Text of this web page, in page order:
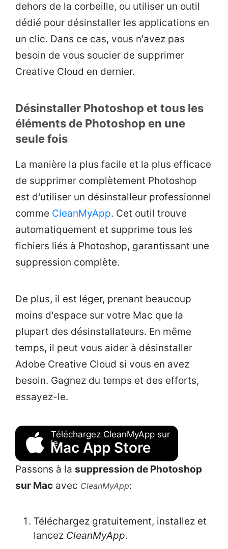
dehors de la corbeille, ou utiliser un outil
dédié pour désinstaller les applications en
un clic. Dans ce cas, vous n'avez pas
besoin de vous soucier de supprimer
Creative Cloud en dernier.
Désinstaller Photoshop et tous les
éléments de Photoshop en une
seule fois
La manière la plus facile et la plus efficace
de supprimer complètement Photoshop
est d'utiliser un désinstalleur professionnel
comme CleanMyApp. Cet outil trouve
automatiquement et supprime tous les
fichiers liés à Photoshop, garantissant une
suppression complète.
De plus, il est léger, prenant beaucoup
moins d'espace sur votre Mac que la
plupart des désinstallateurs. En même
temps, il peut vous aider à désinstaller
Adobe Creative Cloud si vous en avez
besoin. Gagnez du temps et des efforts,
essayez-le.
Téléchargez CleanMyApp sur
le
Mac App Store
Passons à la suppression de Photoshop
sur Mac avec CleanMyApp:
Téléchargez gratuitement, installez et
lancez CleanMyApp.